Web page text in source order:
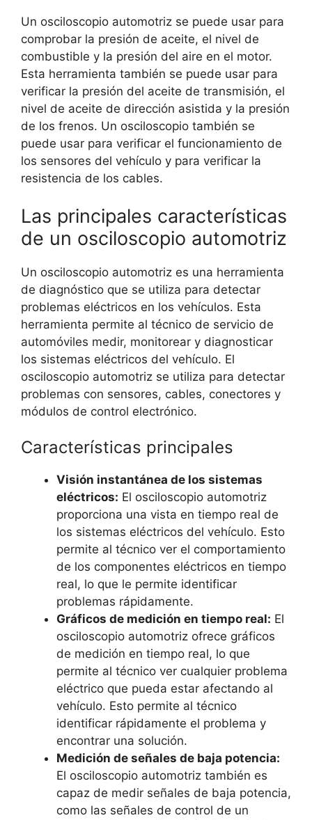
Un osciloscopio automotriz se puede usar para
comprobar la presión de aceite, el nivel de
combustible y la presión del aire en el motor.
Esta herramienta también se puede usar para
verificar la presión del aceite de transmisión, el
nivel de aceite de dirección asistida y la presión
de los frenos. Un osciloscopio también se
puede usar para verificar el funcionamiento de
los sensores del vehículo y para verificar la
resistencia de los cables.
Las principales características
de un osciloscopio automotriz
Un osciloscopio automotriz es una herramienta
de diagnóstico que se utiliza para detectar
problemas eléctricos en los vehículos. Esta
herramienta permite al técnico de servicio de
automóviles medir, monitorear y diagnosticar
los sistemas eléctricos del vehículo. El
osciloscopio automotriz se utiliza para detectar
problemas con sensores, cables, conectores y
módulos de control electrónico.
Características principales
Visión instantánea de los sistemas
eléctricos: El osciloscopio automotriz
proporciona una vista en tiempo real de
los sistemas eléctricos del vehículo. Esto
permite al técnico ver el comportamiento
de los componentes eléctricos en tiempo
real, lo que le permite identificar
problemas rápidamente.
Gráficos de medición en tiempo real: El
osciloscopio automotriz ofrece gráficos
de medición en tiempo real, lo que
permite al técnico ver cualquier problema
eléctrico que pueda estar afectando al
vehículo. Esto permite al técnico
identificar rápidamente el problema y
encontrar una solución.
Medición de señales de baja potencia:
El osciloscopio automotriz también es
capaz de medir señales de baja potencia,
como las señales de control de un